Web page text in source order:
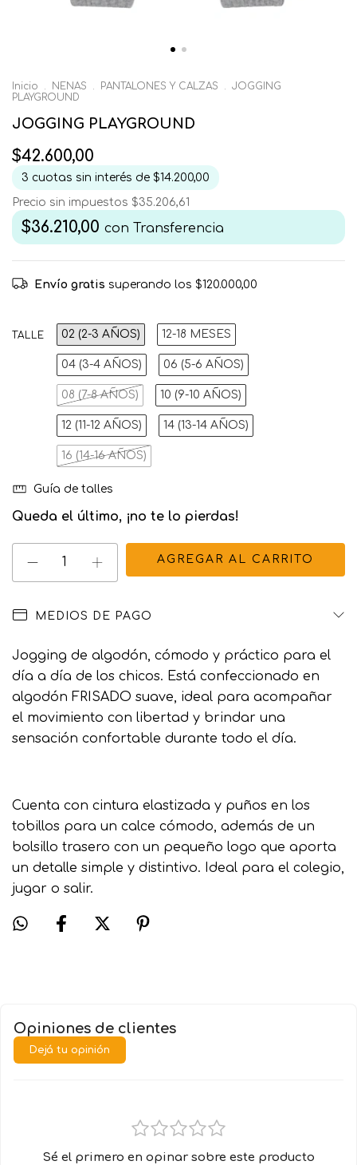
Inicio . NENAS . PANTALONES Y CALZAS . JOGGING
PLAYGROUND
JOGGING PLAYGROUND
$42.600,00
3 cuotas sin interés de $14.200,00
Precio sin impuestos $35.206,61
$36.210,00 con Transferencia
Envío gratis superando los $120.000,00
TALLE 02 (2-3 AÑOS) 12-18 MESES
04 (3-4 AÑOS) 06 (5-6 AÑOS)
08 (7-8 AÑOS) 10 (9-10 AÑOS)
12 (11-12 AÑOS) 14 (13-14 AÑOS)
16 (14-16 AÑOS)
Guía de talles
Queda el último, ¡no te lo pierdas!
MEDIOS DE PAGO
Jogging de algodón, cómodo y práctico para el
día a día de los chicos. Está confeccionado en
algodón FRISADO suave, ideal para acompañar
el movimiento con libertad y brindar una
sensación confortable durante todo el día.
Cuenta con cintura elastizada y puños en los
tobillos para un calce cómodo, además de un
bolsillo trasero con un pequeño logo que aporta
un detalle simple y distintivo. Ideal para el colegio,
jugar o salir.
Opiniones de clientes
Dejá tu opinión
Sé el primero en opinar sobre este producto